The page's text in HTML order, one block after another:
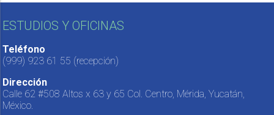
ESTUDIOS Y OFICINAS
Teléfono
(999) 923 61 55 (recepción)
Dirección
Calle 62 #508 Altos x 63 y 65 Col. Centro, Mérida, Yucatán,
México.